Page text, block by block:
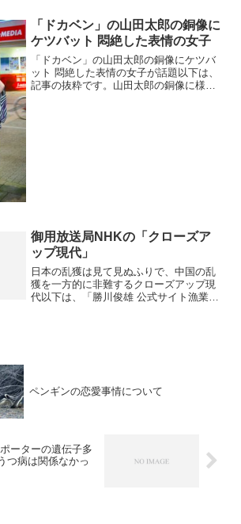
レグラフに公表した。7月に死去した同氏
の兄ジャック氏をは...
「ドカベン」の山田太郎の銅像に
ケツバット 悶絶した表情の女子
「ドカベン」の山田太郎の銅像にケツバ
ット 悶絶した表情の女子が話題以下は、
記事の抜粋です。山田太郎の銅像に様々
御用放送局NHKの「クローズア
ップ現代」
日本の乱獲は見て見ぬふりで、中国の乱
獲を一方的に非難するクローズアップ現
代以下は、「勝川俊雄 公式サイト漁業に
ペンギンの恋愛事情について
ーターの遺伝子多
つ病は関係なかっ